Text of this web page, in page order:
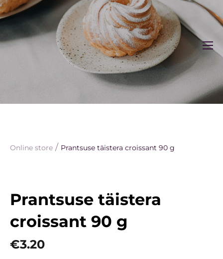
Online store / Prantsuse täistera croissant 90 g
Prantsuse täistera
croissant 90 g
€3.20